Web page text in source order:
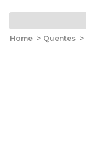
Home > Quentes >